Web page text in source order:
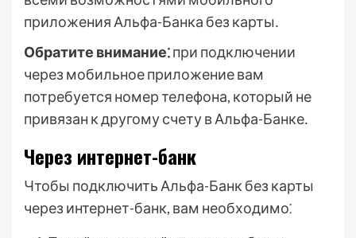
приложения Альфа-Банка без карты․
Обратите внимание⁚при подключении
через мобильное приложение вам
потребуется номер телефона, который не
привязан к другому счету в Альфа-Банке․
Через интернет-банк
Чтобы подключить Альфа-Банк без карты
через интернет-банк, вам необходимо⁚